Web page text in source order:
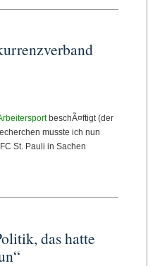
beschÃ¤ftigt (der
musste ich nun
St. Pauli in Sachen
das hatte